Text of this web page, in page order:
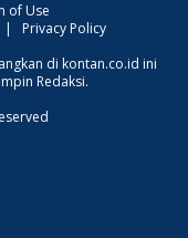
of Use
Privacy Policy
di kontan.co.id ini
Redaksi.